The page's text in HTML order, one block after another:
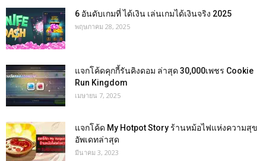
6 อันดับเกมที่ ได้เงิน เล่นเกมได้เงินจริง 2025
พฤษภาคม 28, 2025
แจกโค้ดคุกกี้รันคิงดอม ล่าสุด 30,000เพชร Cookie
Run Kingdom
เมษายน 7, 2025
แจกโค้ด My Hotpot Story ร้านหม้อไฟแห่งความสุข
อัพเดทล่าสุด
มีนาคม 3, 2023